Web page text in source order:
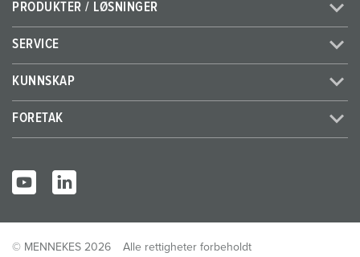
PRODUKTER / LØSNINGER
SERVICE
KUNNSKAP
FORETAK
© MENNEKES 2026 Alle rettigheter forbeholdt